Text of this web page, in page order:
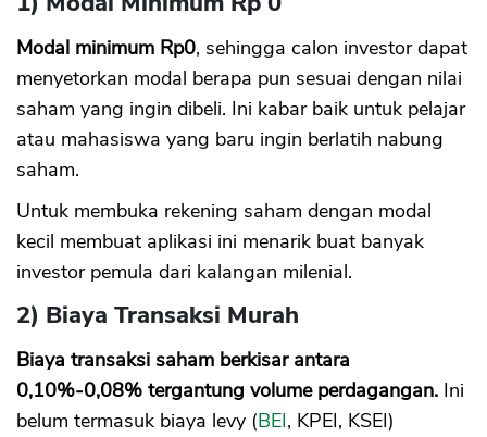
Modal minimum Rp0, sehingga calon investor dapat
menyetorkan modal berapa pun sesuai dengan nilai
saham yang ingin dibeli. Ini kabar baik untuk pelajar
atau mahasiswa yang baru ingin berlatih nabung
saham.
Untuk membuka rekening saham dengan modal
kecil membuat aplikasi ini menarik buat banyak
investor pemula dari kalangan milenial.
2) Biaya Transaksi Murah
Biaya transaksi saham berkisar antara
0,10%-0,08% tergantung volume perdagangan. Ini
belum termasuk biaya levy (BEI, KPEI, KSEI)